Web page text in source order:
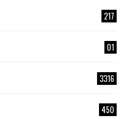
217
01
3316
450